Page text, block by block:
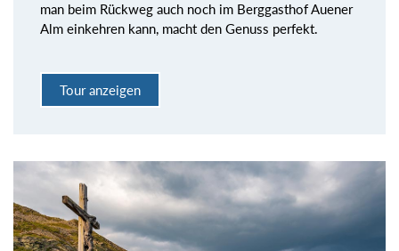
man beim Rückweg auch noch im Berggasthof Auener
Alm einkehren kann, macht den Genuss perfekt.
Tour anzeigen